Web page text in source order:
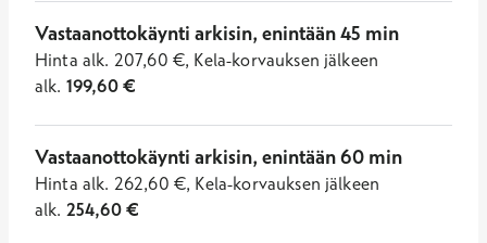
Vastaanottokäynti arkisin, enintään 45 min
Hinta alk. 207,60 €, Kela-korvauksen jälkeen
alk. 199,60€
Vastaanottokäynti arkisin, enintään 60 min
Hinta alk. 262,60 €, Kela-korvauksen jälkeen
alk. 254,60€